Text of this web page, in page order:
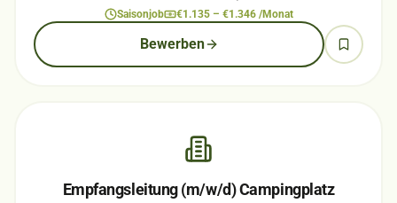
Saisonjob €1.135 – €1.346 /Monat
Bewerben
Empfangsleitung (m/w/d) Campingplatz